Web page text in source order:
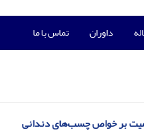
داوران تماس با ما
بر خواص چسب‌های دندانی